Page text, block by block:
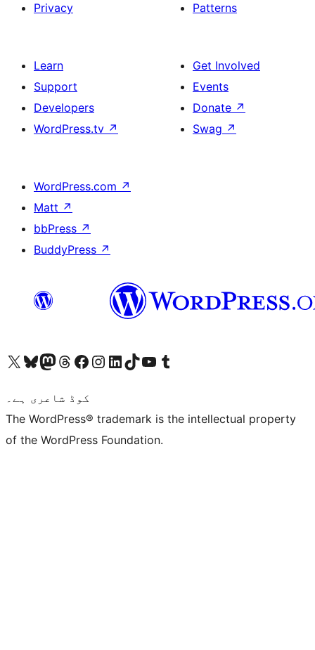
Privacy
Patterns
Learn
Support
Developers
WordPress.tv ↗
Get Involved
Events
Donate ↗
Swag ↗
WordPress.com ↗
Matt ↗
bbPress ↗
BuddyPress ↗
Visit our X (formerly Twitter) account
ہمارے بلیواسکائی اکاؤنٹ پر جائیں
Visit our Mastodon account
ہمارے ٹھریڈز اکاؤنٹ پر جائیں
Visit our Facebook page
Visit our Instagram account
Visit our LinkedIn account
ہمارے ٹک ٹاک اکاؤنٹ پر جائیں
Visit our YouTube channel
ہمارے ٹمبلر اکاؤنٹ پر جائیں
کوڈ شاعری ہے۔
The WordPress® trademark is the intellectual property
of the WordPress Foundation.